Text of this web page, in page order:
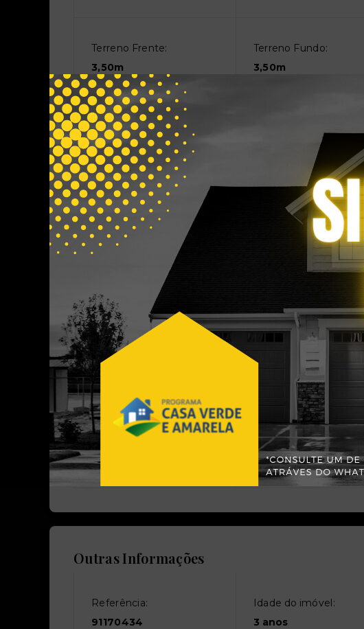
Terreno Frente:
3,50m
Terreno Fundo:
3,50m
Terreno Esquerda:
25m
Características
piso cerâmica
Valores
Aceita Financiamento:
Sim
Minha Casa Minha Vida:
Sim
Outras Informações
Referência:
91170434
Idade do imóvel:
3 anos